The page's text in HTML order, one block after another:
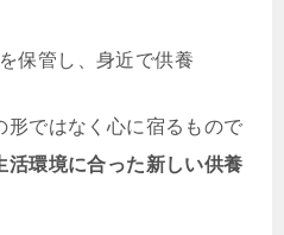
保管し、身近で供養
形ではなく心に宿るもので
活環境に合った新しい供養